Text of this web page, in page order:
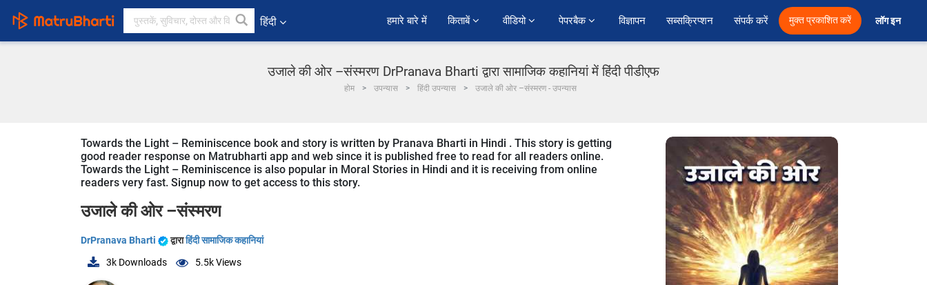
हिंदी हमारे बारे में किताबें वीडियो पेपरबैक विज्ञापन सब्सक्रिप्शन संपर्क करें मुक्त प्रकाशित करें लॉग इन
उजाले की ओर –संस्मरण DrPranava Bharti द्वारा सामाजिक कहानियां में हिंदी पीडीएफ
होम उपन्यास हिंदी उपन्यास उजाले की ओर –संस्मरण - उपन्यास
Towards the Light – Reminiscence book and story is written by Pranava Bharti in Hindi . This story is getting
good reader response on Matrubharti app and web since it is published free to read for all readers online.
Towards the Light – Reminiscence is also popular in Moral Stories in Hindi and it is receiving from online
readers very fast. Signup now to get access to this story.
उजाले की ओर –संस्मरण
DrPranava Bharti द्वाराहिंदी सामाजिक कहानियां
3k Downloads 5.5kViews